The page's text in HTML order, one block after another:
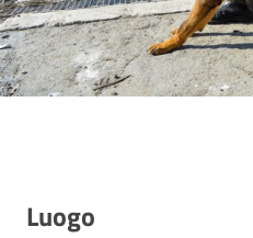
Seguici
su
Luogo